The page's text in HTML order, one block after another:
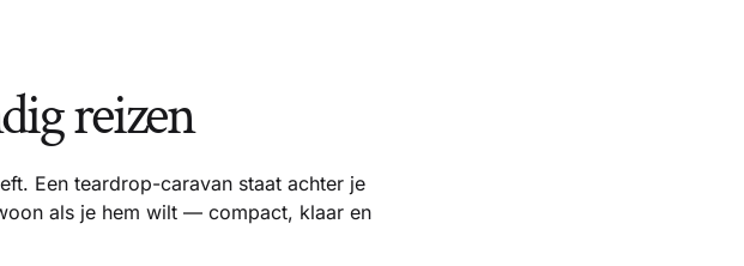
reizen
Een teardrop-caravan staat achter je
als je hem wilt — compact, klaar en